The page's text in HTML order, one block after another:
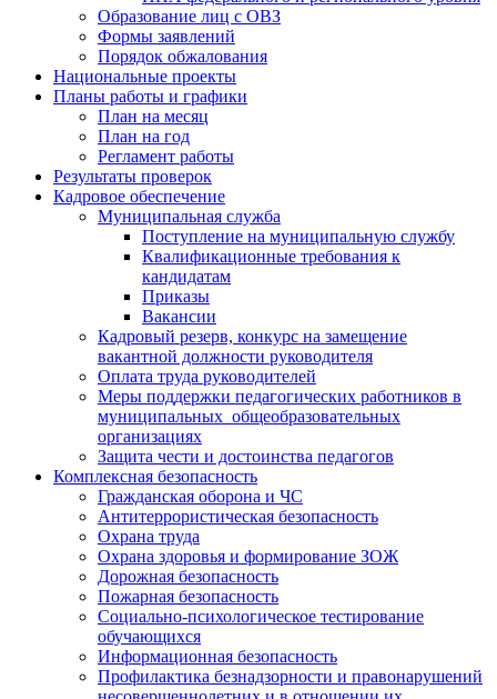
Образование лиц с ОВЗ
Формы заявлений
Порядок обжалования
Национальные проекты
Планы работы и графики
План на месяц
План на год
Регламент работы
Результаты проверок
Кадровое обеспечение
Муниципальная служба
Поступление на муниципальную службу
Квалификационные требования к
кандидатам
Приказы
Вакансии
Кадровый резерв, конкурс на замещение
вакантной должности руководителя
Оплата труда руководителей
Меры поддержки педагогических работников в
муниципальных общеобразовательных
организациях
Защита чести и достоинства педагогов
Комплексная безопасность
Гражданская оборона и ЧС
Антитеррористическая безопасность
Охрана труда
Охрана здоровья и формирование ЗОЖ
Дорожная безопасность
Пожарная безопасность
Социально-психологическое тестирование
обучающихся
Информационная безопасность
Профилактика безнадзорности и правонарушений